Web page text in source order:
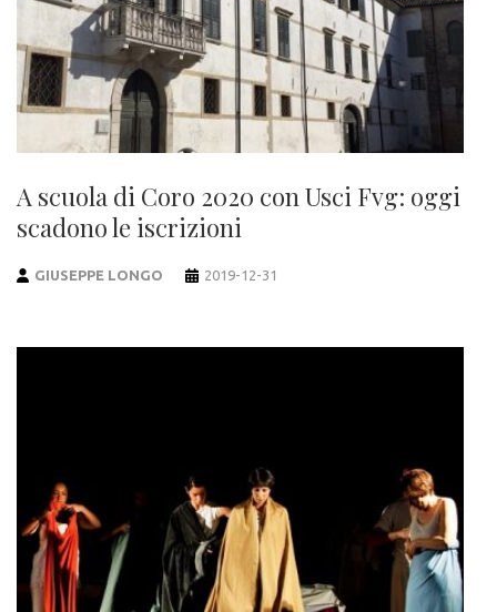
A scuola di Coro 2020 con Usci Fvg: oggi
scadono le iscrizioni
GIUSEPPE LONGO 2019-12-31